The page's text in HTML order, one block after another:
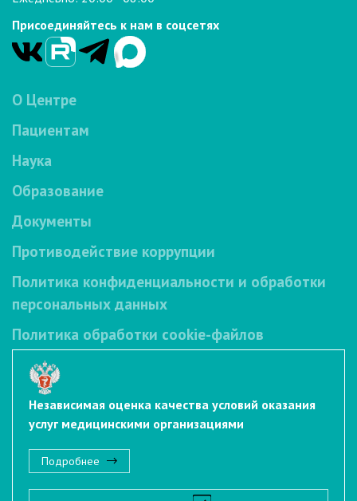
Присоединяйтесь к нам в соцсетях
О Центре
Пациентам
Наука
Образование
Документы
Противодействие коррупции
Политика конфиденциальности и обработки
персональных данных
Политика обработки cookie-файлов
Независимая оценка качества условий оказания
услуг медицинскими организациями
Подробнее